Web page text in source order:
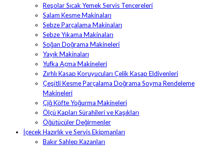
Reşolar Sıcak Yemek Servis Tencereleri
Salam Kesme Makinaları
Sebze Parçalama Makinaları
Sebze Yıkama Makinaları
Soğan Doğrama Makineleri
Yayık Makinaları
Yufka Açma Makineleri
Zırhlı Kasap Koruyucuları Çelik Kasap Eldivenleri
Çeşitli Kesme Parçalama Doğrama Soyma Rendeleme
Makineleri
Çiğ Köfte Yoğurma Makineleri
Ölçü Kapları Sürahileri ve Kaşıkları
Öğütücüler Değirmenler
İçecek Hazırlık ve Servis Ekipmanları
Bakır Sahlep Kazanları